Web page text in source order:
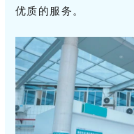
优质的服务。